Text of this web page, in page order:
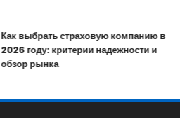
Как выбрать страховую компанию в
2026 году: критерии надежности и
обзор рынка